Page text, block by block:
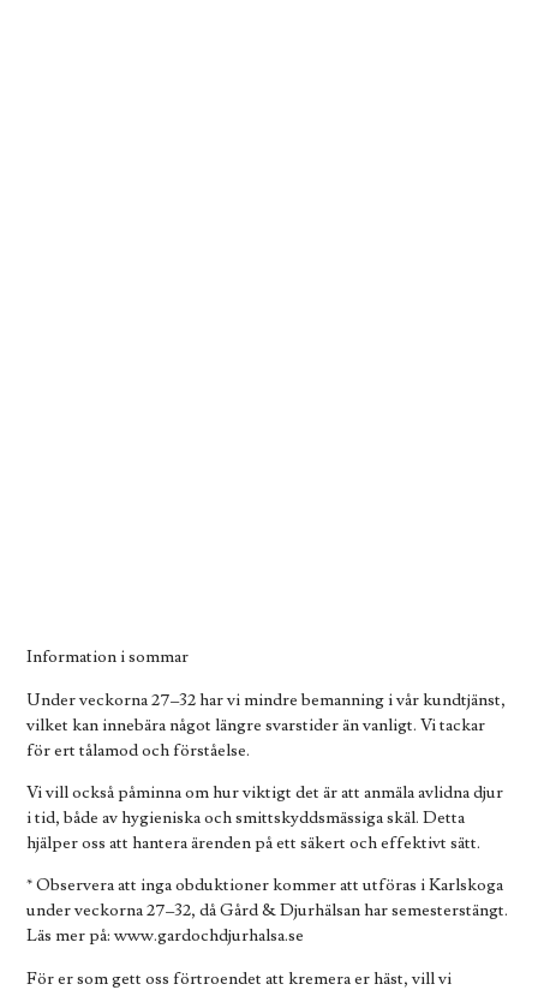
Information i sommar
Under veckorna 27–32 har vi mindre bemanning i vår kundtjänst,
vilket kan innebära något längre svarstider än vanligt. Vi tackar
för ert tålamod och förståelse.
Vi vill också påminna om hur viktigt det är att anmäla avlidna djur
i tid, både av hygieniska och smittskyddsmässiga skäl. Detta
hjälper oss att hantera ärenden på ett säkert och effektivt sätt.
* Observera att inga obduktioner kommer att utföras i Karlskoga
under veckorna 27–32, då Gård & Djurhälsan har semesterstängt.
Läs mer på: www.gardochdjurhalsa.se
För er som gett oss förtroendet att kremera er häst, vill vi